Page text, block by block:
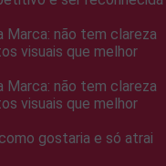
Marca: não tem clareza
visuais que melhor
Marca: não tem clareza
visuais que melhor
gostaria e só atrai